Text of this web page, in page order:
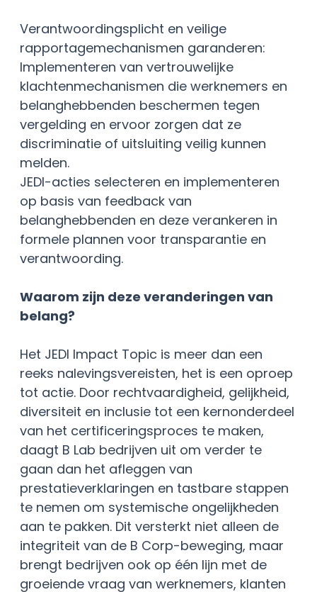
Verantwoordingsplicht en veilige
rapportagemechanismen garanderen:
Implementeren van vertrouwelijke
klachtenmechanismen die werknemers en
belanghebbenden beschermen tegen
vergelding en ervoor zorgen dat ze
discriminatie of uitsluiting veilig kunnen
melden.
JEDI-acties selecteren en implementeren
op basis van feedback van
belanghebbenden en deze verankeren in
formele plannen voor transparantie en
verantwoording.
Waarom zijn deze veranderingen van
belang?
Het JEDI Impact Topic is meer dan een
reeks nalevingsvereisten, het is een oproep
tot actie. Door rechtvaardigheid, gelijkheid,
diversiteit en inclusie tot een kernonderdeel
van het certificeringsproces te maken,
daagt B Lab bedrijven uit om verder te
gaan dan het afleggen van
prestatieverklaringen en tastbare stappen
te nemen om systemische ongelijkheden
aan te pakken. Dit versterkt niet alleen de
integriteit van de B Corp-beweging, maar
brengt bedrijven ook op één lijn met de
groeiende vraag van werknemers, klanten